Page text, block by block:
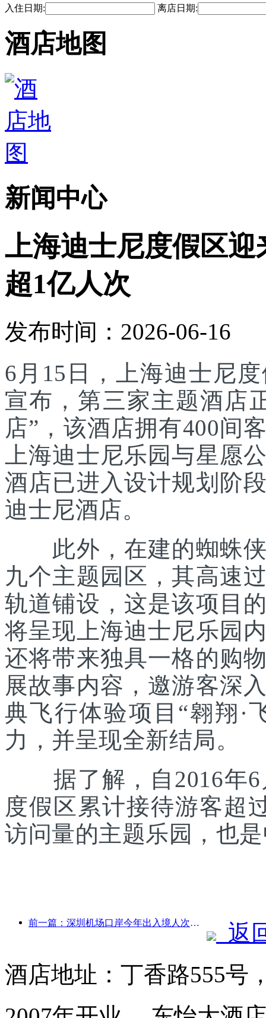
入住日期: 离店日期:
酒店地图
新闻中心
上海迪士尼度假区
超1亿人次
发布时间：2026-06-16
6月15日，上海迪士尼
宣布，第三家主题酒店
店”，该酒店拥有400间
上海迪士尼乐园与星愿
酒店已进入设计规划阶
迪士尼酒店。
此外，在建的蜘蛛侠
九个主题园区，其高速
轨道铺设，这是该项目
将呈现上海迪士尼乐园
还将带来独具一格的购
展故事内容，邀游客深
典飞行体验项目“翱翔·
力，并呈现全新结局。
据了解，自2016年6
度假区累计接待游客超
访问量的主题乐园，也
前一篇：深圳机场口岸今年出入境人次突破300万，创历史同期新高
返
酒店地址：丁香路555号